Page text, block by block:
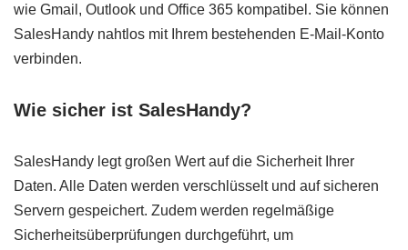
wie Gmail, Outlook und Office 365 kompatibel. Sie können
SalesHandy nahtlos mit Ihrem bestehenden E-Mail-Konto
verbinden.
Wie sicher ist SalesHandy?
SalesHandy legt großen Wert auf die Sicherheit Ihrer
Daten. Alle Daten werden verschlüsselt und auf sicheren
Servern gespeichert. Zudem werden regelmäßige
Sicherheitsüberprüfungen durchgeführt, um